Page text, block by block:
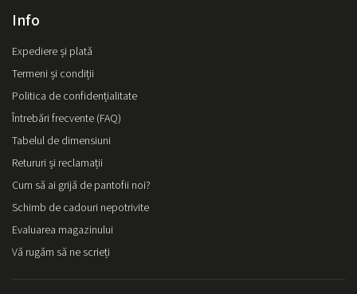
Info
Expediere și plată
Termeni și condiții
Politica de confidențialitate
Întrebări frecvente (FAQ)
Tabelul de dimensiuni
Retururi și reclamații
Cum să ai grijă de pantofii noi?
Schimb de cadouri nepotrivite
Evaluarea magazinului
Vă rugăm să ne scrieți